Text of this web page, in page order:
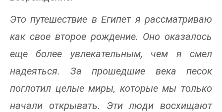
Это путешествие в Египет я рассматриваю
как свое второе рождение. Оно оказалось
еще более увлекательным, чем я смел
надеяться. За прошедшие века песок
поглотил целые миры, которые мы только
начали открывать. Эти люди восхищают